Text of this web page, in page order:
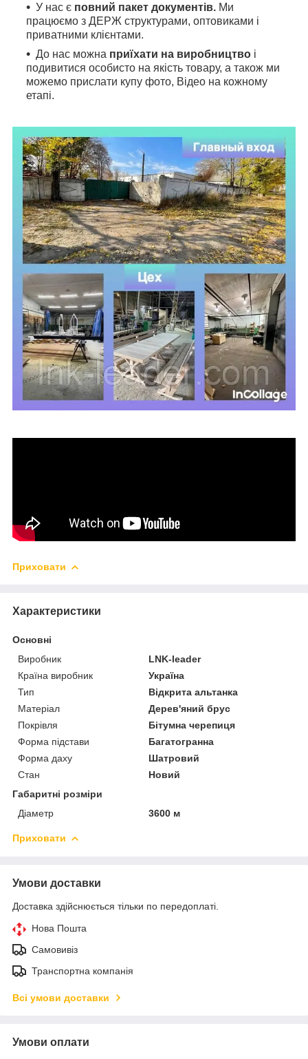
У нас є повний пакет документів. Ми
працюємо з ДЕРЖ структурами, оптовиками і
приватними клієнтами.
До нас можна приїхати на виробництво і
подивитися особисто на якість товару, а також ми
можемо прислати купу фото, Відео на кожному
етапі.
Приховати
Характеристики
Основні
Виробник
LNK-leader
Країна виробник
Україна
Тип
Відкрита альтанка
Матеріал
Дерев'яний брус
Покрівля
Бітумна черепиця
Форма підстави
Багатогранна
Форма даху
Шатровий
Стан
Новий
Габаритні розміри
Діаметр
3600 м
Приховати
Умови доставки
Доставка здійснюється тільки по передоплаті.
Нова Пошта
Самовивіз
Транспортна компанія
Всі умови доставки
Умови оплати